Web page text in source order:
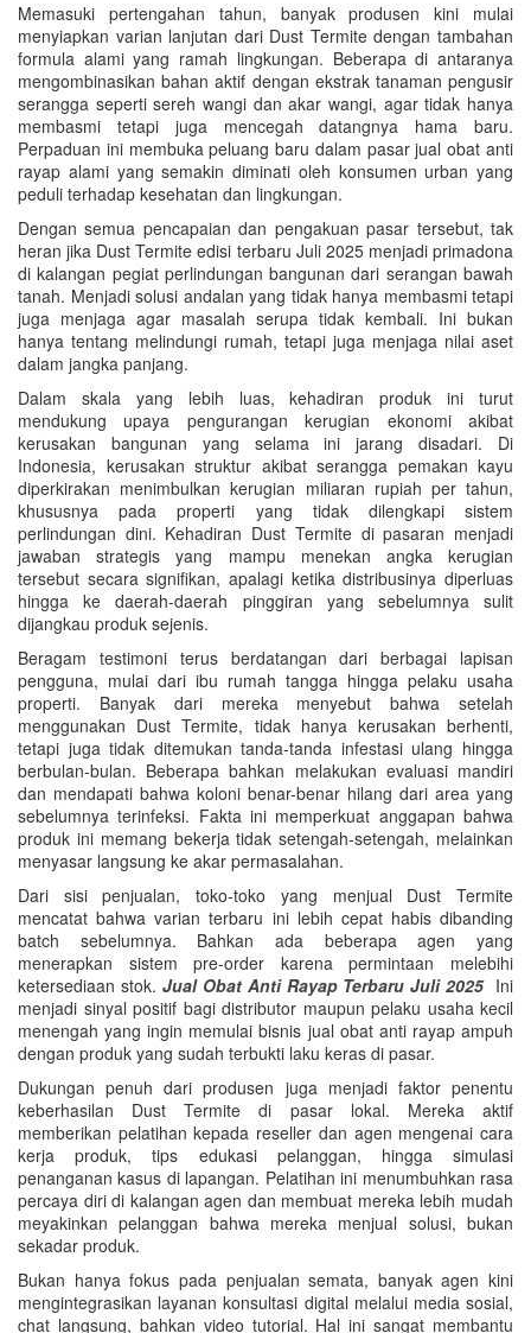
Memasuki pertengahan tahun, banyak produsen kini mulai
menyiapkan varian lanjutan dari Dust Termite dengan tambahan
formula alami yang ramah lingkungan. Beberapa di antaranya
mengombinasikan bahan aktif dengan ekstrak tanaman pengusir
serangga seperti sereh wangi dan akar wangi, agar tidak hanya
membasmi tetapi juga mencegah datangnya hama baru.
Perpaduan ini membuka peluang baru dalam pasar jual obat anti
rayap alami yang semakin diminati oleh konsumen urban yang
peduli terhadap kesehatan dan lingkungan.
Dengan semua pencapaian dan pengakuan pasar tersebut, tak
heran jika Dust Termite edisi terbaru Juli 2025 menjadi primadona
di kalangan pegiat perlindungan bangunan dari serangan bawah
tanah. Menjadi solusi andalan yang tidak hanya membasmi tetapi
juga menjaga agar masalah serupa tidak kembali. Ini bukan
hanya tentang melindungi rumah, tetapi juga menjaga nilai aset
dalam jangka panjang.
Dalam skala yang lebih luas, kehadiran produk ini turut
mendukung upaya pengurangan kerugian ekonomi akibat
kerusakan bangunan yang selama ini jarang disadari. Di
Indonesia, kerusakan struktur akibat serangga pemakan kayu
diperkirakan menimbulkan kerugian miliaran rupiah per tahun,
khususnya pada properti yang tidak dilengkapi sistem
perlindungan dini. Kehadiran Dust Termite di pasaran menjadi
jawaban strategis yang mampu menekan angka kerugian
tersebut secara signifikan, apalagi ketika distribusinya diperluas
hingga ke daerah-daerah pinggiran yang sebelumnya sulit
dijangkau produk sejenis.
Beragam testimoni terus berdatangan dari berbagai lapisan
pengguna, mulai dari ibu rumah tangga hingga pelaku usaha
properti. Banyak dari mereka menyebut bahwa setelah
menggunakan Dust Termite, tidak hanya kerusakan berhenti,
tetapi juga tidak ditemukan tanda-tanda infestasi ulang hingga
berbulan-bulan. Beberapa bahkan melakukan evaluasi mandiri
dan mendapati bahwa koloni benar-benar hilang dari area yang
sebelumnya terinfeksi. Fakta ini memperkuat anggapan bahwa
produk ini memang bekerja tidak setengah-setengah, melainkan
menyasar langsung ke akar permasalahan.
Dari sisi penjualan, toko-toko yang menjual Dust Termite
mencatat bahwa varian terbaru ini lebih cepat habis dibanding
batch sebelumnya. Bahkan ada beberapa agen yang
menerapkan sistem pre-order karena permintaan melebihi
ketersediaan stok. Jual Obat Anti Rayap Terbaru Juli 2025Ini
menjadi sinyal positif bagi distributor maupun pelaku usaha kecil
menengah yang ingin memulai bisnis jual obat anti rayap ampuh
dengan produk yang sudah terbukti laku keras di pasar.
Dukungan penuh dari produsen juga menjadi faktor penentu
keberhasilan Dust Termite di pasar lokal. Mereka aktif
memberikan pelatihan kepada reseller dan agen mengenai cara
kerja produk, tips edukasi pelanggan, hingga simulasi
penanganan kasus di lapangan. Pelatihan ini menumbuhkan rasa
percaya diri di kalangan agen dan membuat mereka lebih mudah
meyakinkan pelanggan bahwa mereka menjual solusi, bukan
sekadar produk.
Bukan hanya fokus pada penjualan semata, banyak agen kini
mengintegrasikan layanan konsultasi digital melalui media sosial,
chat langsung, bahkan video tutorial. Hal ini sangat membantu